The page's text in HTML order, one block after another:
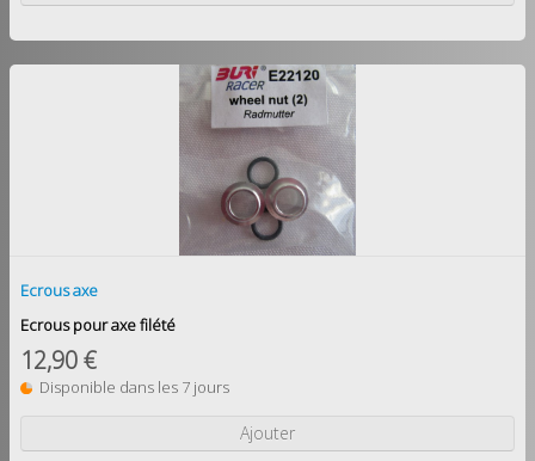
Ecrous axe
Ecrous pour axe filété
12,90 €
Disponible dans les 7 jours
Ajouter